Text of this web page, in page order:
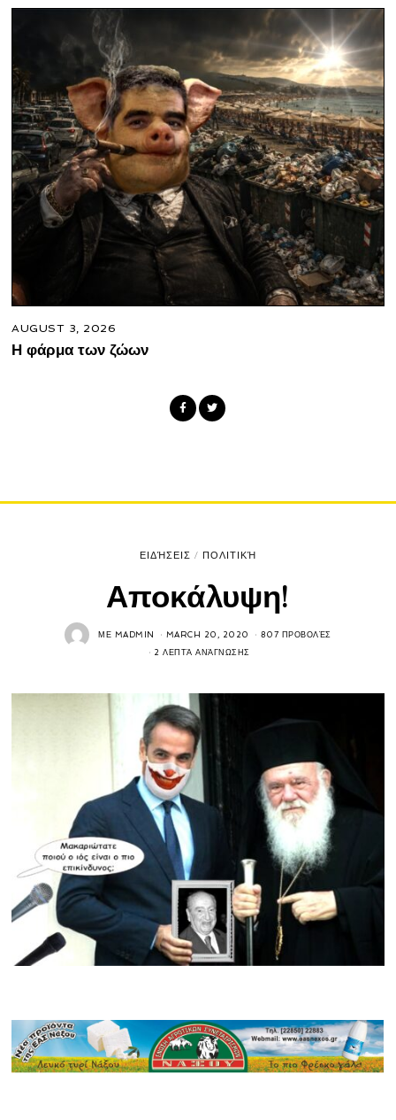
AUGUST 3, 2026
Η φάρμα των ζώων
ΕΙΔΉΣΕΙΣ / ΠΟΛΙΤΙΚΉ
Αποκάλυψη!
ΜΕ MADMIN MARCH 20, 2020 807 ΠΡΟΒΟΛΈΣ
2 ΛΕΠΤΆ ΑΝΆΓΝΩΣΗΣ